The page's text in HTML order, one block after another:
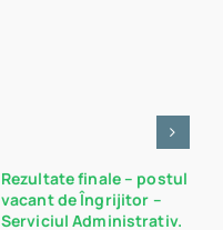
Rezultate finale – postul
vacant de Îngrijitor –
Serviciul Administrativ.